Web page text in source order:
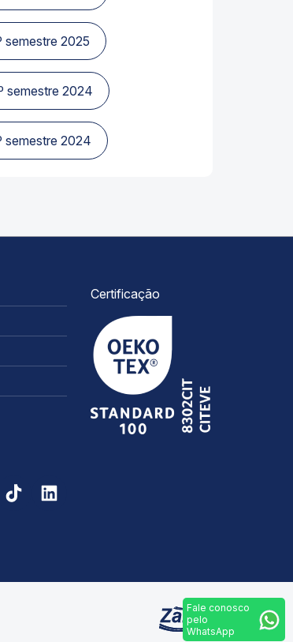
semestre 2025
semestre 2024
semestre 2024
Certificação
Fale conosco
pelo
WhatsApp